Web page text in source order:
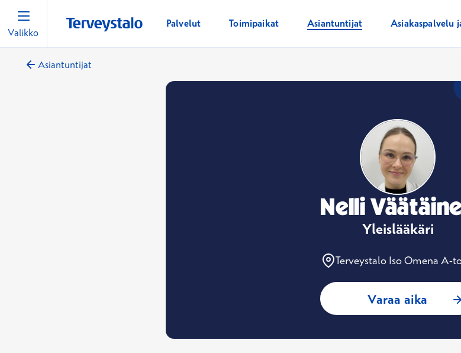
Valikko
Palvelut Toimipaikat Asiantuntijat Asiakaspalvelu
Asiantuntijat
Nelli
Yleislääkäri
Terveystalo Iso Omena A-
Varaa aika :